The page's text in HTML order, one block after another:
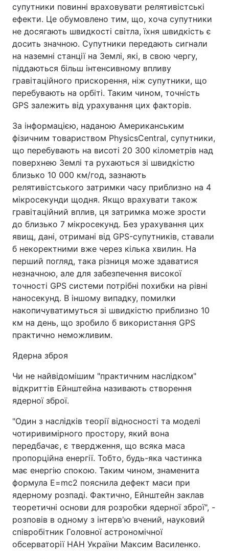
супутники повинні враховувати релятивістські
ефекти. Це обумовлено тим, що, хоча супутники
не досягають швидкості світла, їхня швидкість є
досить значною. Супутники передають сигнали
на наземні станції на Землі, які, в свою чергу,
піддаються більш інтенсивному впливу
гравітаційного прискорення, ніж супутники, що
перебувають на орбіті. Таким чином, точність
GPS залежить від урахування цих факторів.
За інформацією, наданою Американським
фізичним товариством PhysicsCentral, супутники,
що перебувають на висоті 20 300 кілометрів над
поверхнею Землі та рухаються зі швидкістю
близько 10 000 км/год, зазнають
релятивістського затримки часу приблизно на 4
мікросекунди щодня. Якщо врахувати також
гравітаційний вплив, ця затримка може зрости
до близько 7 мікросекунд. Без урахування цих
явищ, дані, отримані від GPS-супутників, ставали
б некоректними вже через кілька хвилин. На
перший погляд, така різниця може здаватися
незначною, але для забезпечення високої
точності GPS системи потрібні похибки на рівні
наносекунд. В іншому випадку, помилки
накопичуватимуться зі швидкістю приблизно 10
км на день, що зробило б використання GPS
практично неможливим.
Ядерна зброя
Чи не найвідомішим "практичним наслідком"
відкриттів Ейнштейна називають створення
ядерної зброї.
"Один з наслідків теорії відносності та моделі
чотиривимірного простору, який вона
передбачає, є твердження, що всяка маса
пропорційна енергії. Тобто, будь-яка частинка
має енергію спокою. Таким чином, знаменита
формула E=mc2 пояснила дефект маси при
ядерному розпаді. Фактично, Ейнштейн заклав
теоретичні основи для розробки ядерної зброї", -
розповів в одному з інтерв'ю вчений, науковий
співробітник Головної астрономічної
обсерваторії НАН України Максим Василенко.